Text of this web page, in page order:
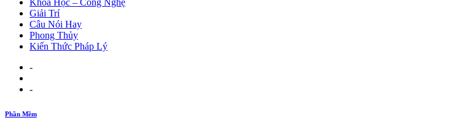
Khoa Học – Công Nghệ
Giải Trí
Câu Nói Hay
Phong Thủy
Kiến Thức Pháp Lý
-
-
Phần Mềm